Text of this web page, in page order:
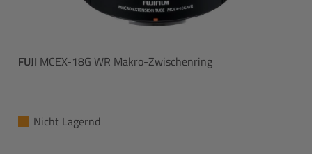
FUJI MCEX-18G WR Makro-Zwischenring
Nicht Lagernd